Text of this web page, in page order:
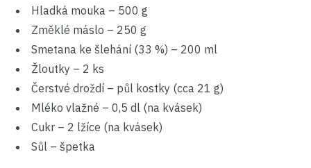
Hladká mouka – 500 g
Změklé máslo – 250 g
Smetana ke šlehání (33 %) – 200 ml
Žloutky – 2 ks
Čerstvé droždí – půl kostky (cca 21 g)
Mléko vlažné – 0,5 dl (na kvásek)
Cukr – 2 lžíce (na kvásek)
Sůl – špetka